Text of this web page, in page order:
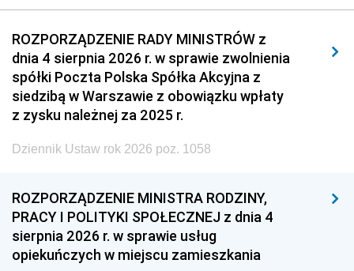
2014 2013 2012
2011 2010 2009
2008 2007 2006
2005 2004 2003
2002 2001
1999 1998
1993 1992 1991
1990 1989
1987 1986 1985
ROZPORZĄDZENIE RADY MINISTRÓW z
dnia 4 sierpnia 2026 r. w sprawie zwolnienia
spółki Poczta Polska Spółka Akcyjna z
siedzibą w Warszawie z obowiązku wpłaty
z zysku należnej za 2025 r.
Dziennik Ustaw rok 2026 poz. 1058
ROZPORZĄDZENIE MINISTRA RODZINY,
PRACY I POLITYKI SPOŁECZNEJ z dnia 4
sierpnia 2026 r. w sprawie usług
opiekuńczych w miejscu zamieszkania